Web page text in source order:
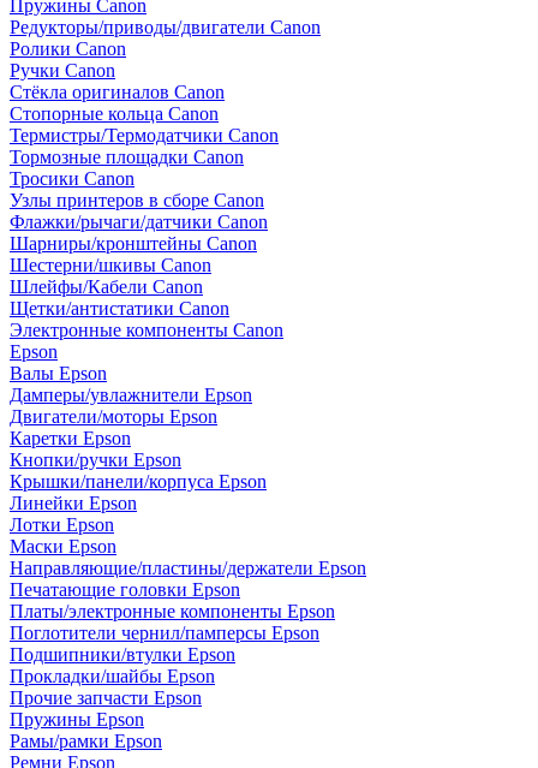
Пружины Canon
Редукторы/приводы/двигатели Canon
Ролики Canon
Ручки Canon
Стёкла оригиналов Canon
Стопорные кольца Canon
Термистры/Термодатчики Canon
Тормозные площадки Canon
Тросики Canon
Узлы принтеров в сборе Canon
Флажки/рычаги/датчики Canon
Шарниры/кронштейны Canon
Шестерни/шкивы Canon
Шлейфы/Кабели Canon
Щетки/антистатики Canon
Электронные компоненты Canon
Epson
Валы Epson
Дамперы/увлажнители Epson
Двигатели/моторы Epson
Каретки Epson
Кнопки/ручки Epson
Крышки/панели/корпуса Epson
Линейки Epson
Лотки Epson
Маски Epson
Направляющие/пластины/держатели Epson
Печатающие головки Epson
Платы/электронные компоненты Epson
Поглотители чернил/памперсы Epson
Подшипники/втулки Epson
Прокладки/шайбы Epson
Прочие запчасти Epson
Пружины Epson
Рамы/рамки Epson
Ремни Epson